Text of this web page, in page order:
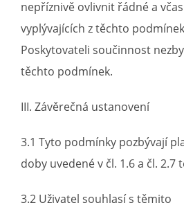
nepříznivě ovlivnit řádné a
vyplývajících z těchto
Poskytovateli součinnost
těchto podmínek.
III. Závěrečná ustanovení
3.1 Tyto podmínky pozbývají
doby uvedené v čl. 1.6 a čl. 2.7
3.2 Uživatel souhlasí s těmito